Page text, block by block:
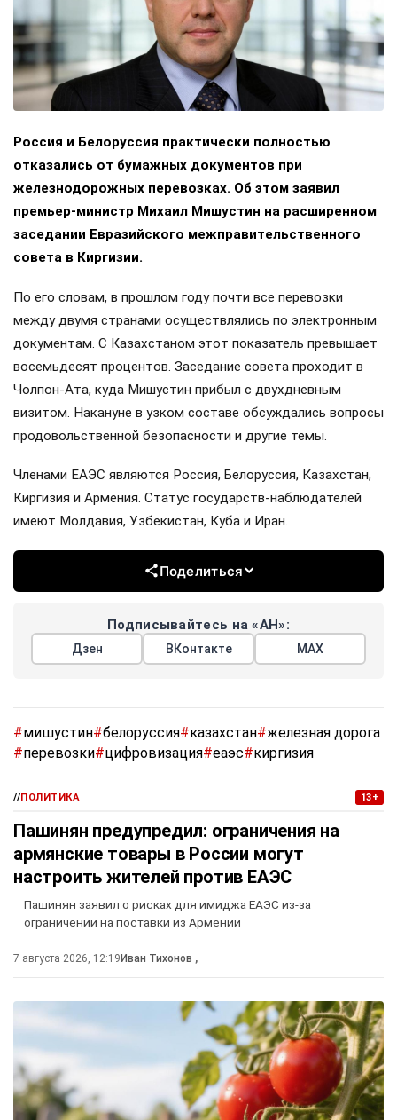
Россия и Белоруссия практически полностью
отказались от бумажных документов при
железнодорожных перевозках. Об этом заявил
премьер-министр Михаил Мишустин на расширенном
заседании Евразийского межправительственного
совета в Киргизии.
По его словам, в прошлом году почти все перевозки
между двумя странами осуществлялись по электронным
документам. С Казахстаном этот показатель превышает
восемьдесят процентов. Заседание совета проходит в
Чолпон-Ата, куда Мишустин прибыл с двухдневным
визитом. Накануне в узком составе обсуждались вопросы
продовольственной безопасности и другие темы.
Членами ЕАЭС являются Россия, Белоруссия, Казахстан,
Киргизия и Армения. Статус государств-наблюдателей
имеют Молдавия, Узбекистан, Куба и Иран.
Поделиться
Подписывайтесь на «АН»:
Дзен ВКонтакте МАХ
#мишустин#белоруссия#казахстан#железная дорога
#перевозки#цифровизация#еаэс#киргизия
//ПОЛИТИКА 13+
Пашинян предупредил: ограничения на
армянские товары в России могут
настроить жителей против ЕАЭС
Пашинян заявил о рисках для имиджа ЕАЭС из-за
ограничений на поставки из Армении
7 августа 2026, 12:19Иван Тихонов ,